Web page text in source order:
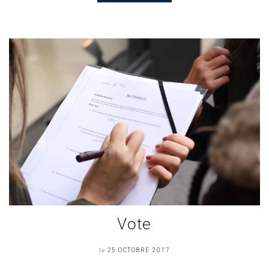
Vote
le 25 OCTOBRE 2017